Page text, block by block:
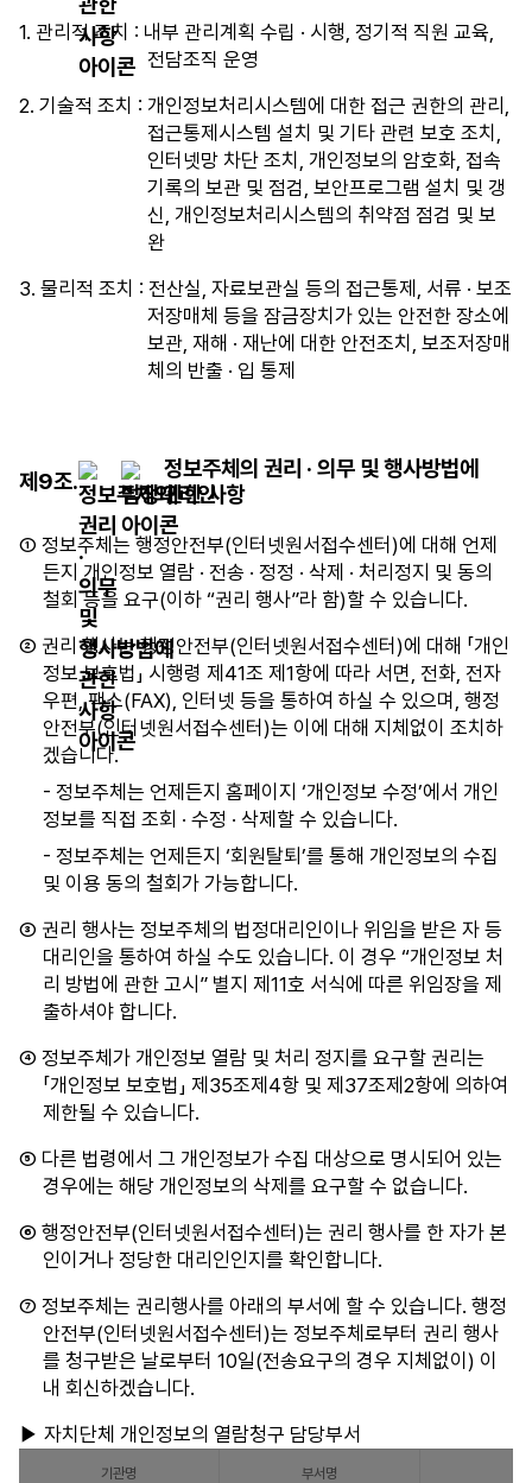
체,
탁
연
습
다.
1. 관리적 조치 : 내부 관리계획 수립 · 시행, 정기적 직원 교육,
전담조직 운영
2. 기술적 조치 : 개인정보처리시스템에 대한 접근 권한의 관리,
접근통제시스템 설치 및 기타 관련 보호 조치,
인터넷망 차단 조치, 개인정보의 암호화, 접속
기록의 보관 및 점검, 보안프로그램 설치 및 갱
신, 개인정보처리시스템의 취약점 점검 및 보
완
3. 물리적 조치 : 전산실, 자료보관실 등의 접근통제, 서류 · 보조
저장매체 등을 잠금장치가 있는 안전한 장소에
보관, 재해 · 재난에 대한 안전조치, 보조저장매
체의 반출 · 입 통제
제9조.
정보주체의 권리 · 의무 및 행사방법에
관한 사항
① 정보주체는 행정안전부(인터넷원서접수센터)에 대해 언제
든지 개인정보 열람 · 전송 · 정정 · 삭제 · 처리정지 및 동의
철회 등을 요구(이하 “권리 행사”라 함)할 수 있습니다.
② 권리 행사는 행정안전부(인터넷원서접수센터)에 대해 「개인
정보 보호법」 시행령 제41조 제1항에 따라 서면, 전화, 전자
우편, 팩스(FAX), 인터넷 등을 통하여 하실 수 있으며, 행정
안전부(인터넷원서접수센터)는 이에 대해 지체없이 조치하
겠습니다.
- 정보주체는 언제든지 홈페이지 ‘개인정보 수정’에서 개인
정보를 직접 조회 · 수정 · 삭제할 수 있습니다.
- 정보주체는 언제든지 ‘회원탈퇴’를 통해 개인정보의 수집
및 이용 동의 철회가 가능합니다.
③ 권리 행사는 정보주체의 법정대리인이나 위임을 받은 자 등
대리인을 통하여 하실 수도 있습니다. 이 경우 “개인정보 처
리 방법에 관한 고시” 별지 제11호 서식에 따른 위임장을 제
출하셔야 합니다.
④ 정보주체가 개인정보 열람 및 처리 정지를 요구할 권리는
「개인정보 보호법」 제35조제4항 및 제37조제2항에 의하여
제한될 수 있습니다.
⑤ 다른 법령에서 그 개인정보가 수집 대상으로 명시되어 있는
경우에는 해당 개인정보의 삭제를 요구할 수 없습니다.
⑥ 행정안전부(인터넷원서접수센터)는 권리 행사를 한 자가 본
인이거나 정당한 대리인인지를 확인합니다.
⑦ 정보주체는 권리행사를 아래의 부서에 할 수 있습니다. 행정
안전부(인터넷원서접수센터)는 정보주체로부터 권리 행사
를 청구받은 날로부터 10일(전송요구의 경우 지체없이) 이
내 회신하겠습니다.
▶ 자치단체 개인정보의 열람청구 담당부서
기관명 부서명